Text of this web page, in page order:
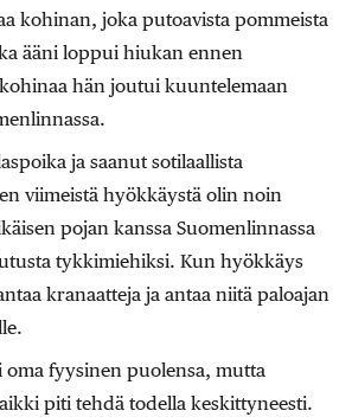
kohinan, joka putoavista pommeista
ääni loppui hiukan ennen
hän joutui kuuntelemaan
ja saanut sotilaallista
viimeistä hyökkäystä olin noin
pojan kanssa Suomenlinnassa
tykkimiehiksi. Kun hyökkäys
kranaatteja ja antaa niitä paloajan
oma fyysinen puolensa, mutta
piti tehdä todella keskittyneesti.